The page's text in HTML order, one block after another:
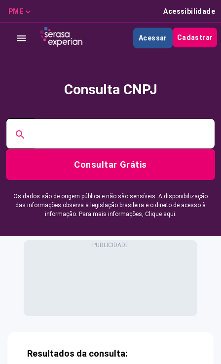
PME Acessibilidade
Acessar Cadastrar
Consulta CNPJ
Consultar Grátis
Os dados são de origem pública e não são sensíveis. A disponibilização
das informações observa a legislação brasileira e o direito de acesso à
informação. Para mais informações, Clique aqui.
Resultados da consulta: